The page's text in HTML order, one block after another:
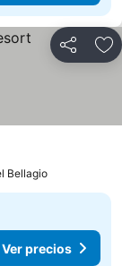
Compartir
precios
Bellagio
Ver precios